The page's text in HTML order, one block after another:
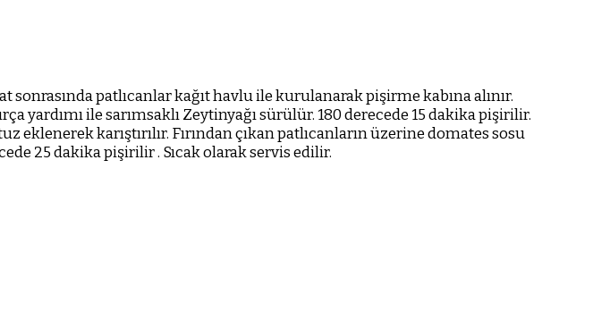
sonrasında patlıcanlar kağıt havlu ile kurulanarak pişirme kabına alınır.
yardımı ile sarımsaklı Zeytinyağı sürülür. 180 derecede 15 dakika pişirilir.
karıştırılır. Fırından çıkan patlıcanların üzerine domates sosu
25 dakika pişirilir . Sıcak olarak servis edilir.